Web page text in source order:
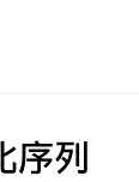
序列